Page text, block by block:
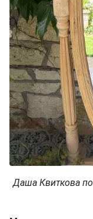
Даша Квиткова